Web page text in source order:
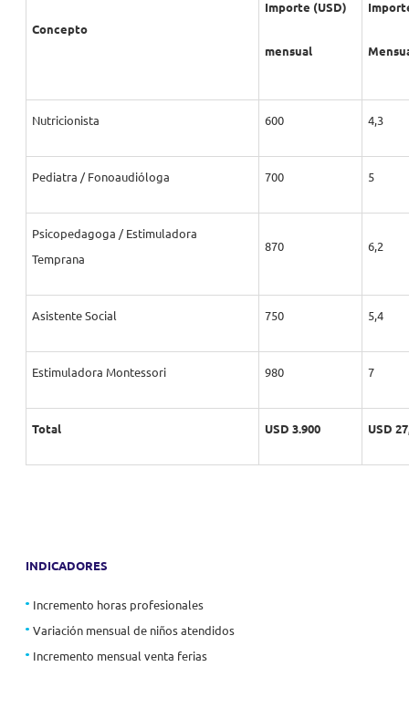
Concepto
Importe (USD)
mensual
Nutricionista 600 4,3
Pediatra / Fonoaudióloga 700 5
Psicopedagoga / Estimuladora
Temprana
870 6,2
Asistente Social 750 5,4
Estimuladora Montessori 980 7
Total USD 3.900 USD
INDICADORES
Incremento horas profesionales
Variación mensual de niños atendidos
Incremento mensual venta ferias